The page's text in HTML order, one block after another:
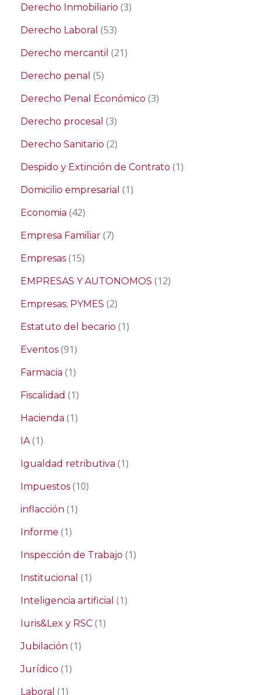
Derecho Inmobiliario (3)
Derecho Laboral (53)
Derecho mercantil (21)
Derecho penal (5)
Derecho Penal Económico (3)
Derecho procesal (3)
Derecho Sanitario (2)
Despido y Extinción de Contrato (1)
Domicilio empresarial (1)
Economia (42)
Empresa Familiar (7)
Empresas (15)
EMPRESAS Y AUTONOMOS (12)
Empresas; PYMES (2)
Estatuto del becario (1)
Eventos (91)
Farmacia (1)
Fiscalidad (1)
Hacienda (1)
IA(1)
Igualdad retributiva (1)
Impuestos (10)
inflacción (1)
Informe (1)
Inspección de Trabajo (1)
Institucional (1)
Inteligencia artificial (1)
Iuris&Lex y RSC (1)
Jubilación (1)
Jurídico (1)
Laboral (1)